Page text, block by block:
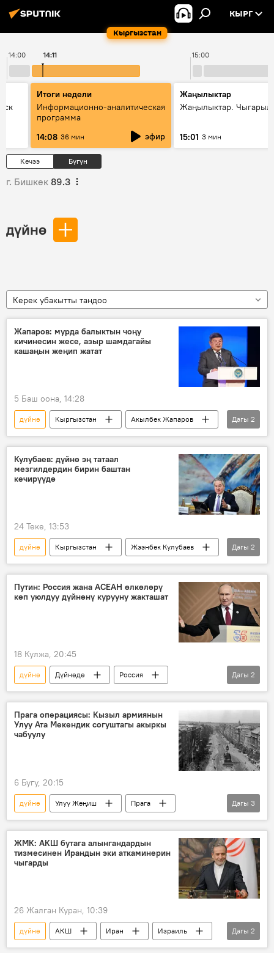
Кыргызстан
КЫРГ
14:00 15:00
14:11
Итоги недели
Информационно-аналитическая
программа
14:08 36 мин эфир
Жаңылыктар
Жаңылыктар.
15:01 3 мин
Кечээ Бүгүн
г. Бишкек 89.3
дүйнө
Керек убакытты тандоо
Жапаров: мурда балыктын чоңу
кичинесин жесе, азыр шамдагайы
кашаңын жеңип жатат
5 Баш оона, 14:28
дүйнө Кыргызстан
Акылбек Жапаров
Экономика
өсүү
Дагы 2
Кулубаев: дүйнө эң татаал
мезгилдердин бирин баштан
кечирүүдө
24 Теке, 13:53
дүйнө Кыргызстан
Жээнбек Кулубаев
ШКУ
ТИМ
Дагы 2
Путин: Россия жана АСЕАН өлкөлөрү
көп уюлдуу дүйнөнү курууну жакташат
18 Кулжа, 20:45
дүйнө Дүйнөдө
Россия
Владимир Путин
АСЕАН
Дагы 2
Прага операциясы: Кызыл армиянын
Улуу Ата Мекендик согуштагы акыркы
чабуулу
6 Бугу, 20:15
дүйнө Улуу Жеңиш
Прага
Кызыл армия
жоокер Чабуул
Дагы 3
ЖМК: АКШ бутага алынгандардын
тизмесинен Ирандын эки аткаминерин
чыгарды
26 Жалган Куран, 10:39
дүйнө АКШ Иран
Израиль
согуш
Дональд Трамп
Дагы 2